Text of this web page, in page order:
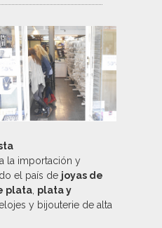
la importación y
el país de joyas de
plata, plata y
y bijouterie de alta